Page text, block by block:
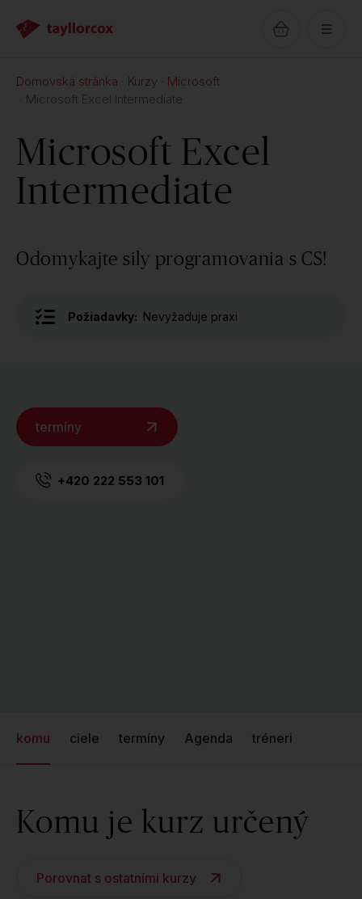
Domovská stránka Kurzy
Microsoft
Microsoft Excel Intermediate
Microsoft Excel
Intermediate
Odomykajte sily programovania s CS!
Požiadavky: Nevyžaduje praxi
termíny
+420 222 553 101
komu ciele termíny Agenda tréneri
Komu je kurz určený
Porovnat s ostatními kurzy